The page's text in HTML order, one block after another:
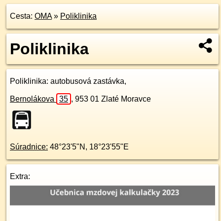
Cesta: OMA» Poliklinika
Poliklinika
Poliklinika: autobusová zastávka,
Bernolákova 35 , 953 01 Zlaté Moravce
Súradnice: 48°23'5"N , 18°23'55"E
Extra: